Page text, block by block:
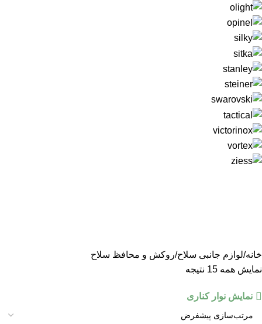
خانه لوازم جانبی سلاح روکش و محافظ سلاح
نمایش همه 15 نتیجه
نمایش نوار کناری